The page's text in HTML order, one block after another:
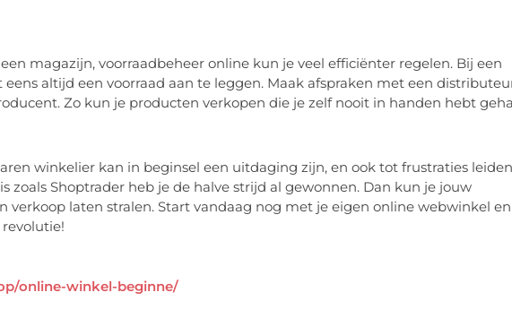
magazijn, voorraadbeheer online kun je veel efficiënter regelen. Bij een
altijd een voorraad aan te leggen. Maak afspraken met een
Zo kun je producten verkopen die je zelf nooit in handen hebt
winkelier kan in beginsel een uitdaging zijn, en ook tot frustraties
zoals Shoptrader heb je de halve strijd al gewonnen. Dan kun je jouw
verkoop laten stralen. Start vandaag nog met je eigen online webwinkel en
online-winkel-beginne/